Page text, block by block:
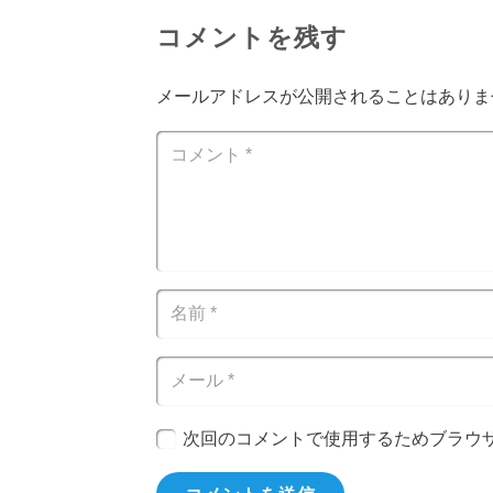
コメントを残す
メールアドレスが公開されることはあり
次回のコメントで使用するためブラウ